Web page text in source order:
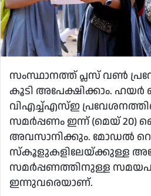
സംസ്ഥാനത്ത് പ്ലസ് വൺ
കൂടി അപേക്ഷിക്കാം.
വിഎച്ച്എസ്ഇ
സമർപ്പണം ഇന്ന് (മെയ് 20)
അവസാനിക്കും. മോഡൽ
സ്‌കൂളുകളിലേയ്ക്കുള്ള
സമർപ്പണത്തിനുള്ള
ഇന്നുവരെയാണ്.